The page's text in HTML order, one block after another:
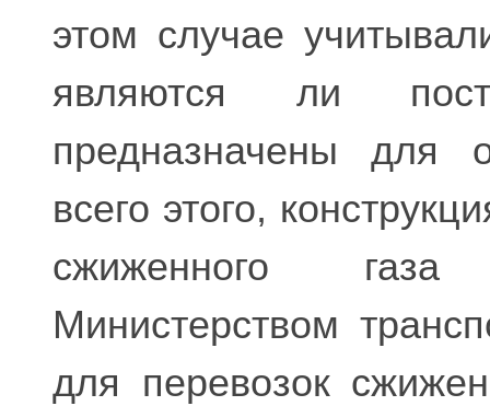
этом случае
являются ли
предназначены для
всего этого,
сжиженного газа
Министерством
для перевозок